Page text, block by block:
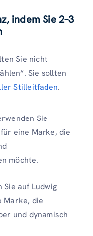
indem Sie 2–3
Sie nicht
Sie sollten
Stilleitfaden.
Sie
eine Marke, die
möchte.
Sie auf Ludwig
Marke, die
und dynamisch